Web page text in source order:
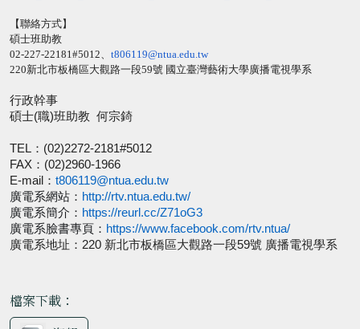
【聯絡方式】
碩士班助教
02-227-22181#5012
t806119@ntua.edu.tw
220新北市板橋區大觀路一段59號 國立臺灣藝術大學廣播電視學系
行政幹事
碩士(職)班助教 何宗錡
TEL ： (02)2272-2181#5012
FAX ： (02)2960-1966
E-mail ： t806119@ntua.edu.tw
廣電系網站： http://rtv.ntua.edu.tw/
廣電系簡介： https://reurl.cc/Z71oG3
廣電系臉書專頁： https://www.facebook.com/rtv.ntua/
廣電系地址： 220 新北市板橋區大觀路一段59號 廣播電視學系
檔案下載：